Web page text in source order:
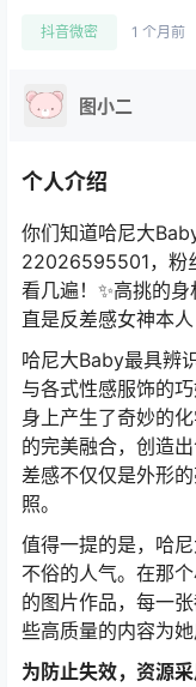
抖音微密 1 个月前
图小二
个人介绍
你们知道哈尼大
22026595501，粉
看几遍！✨高挑的
直是反差感女神本人
哈尼大Baby最具辨
与各式性感服饰的
身上产生了奇妙的
的完美融合，创造
差感不仅仅是外形
照。
值得一提的是，哈
不俗的人气。在那
的图片作品，每一
些高质量的内容为
为防止失效，资源